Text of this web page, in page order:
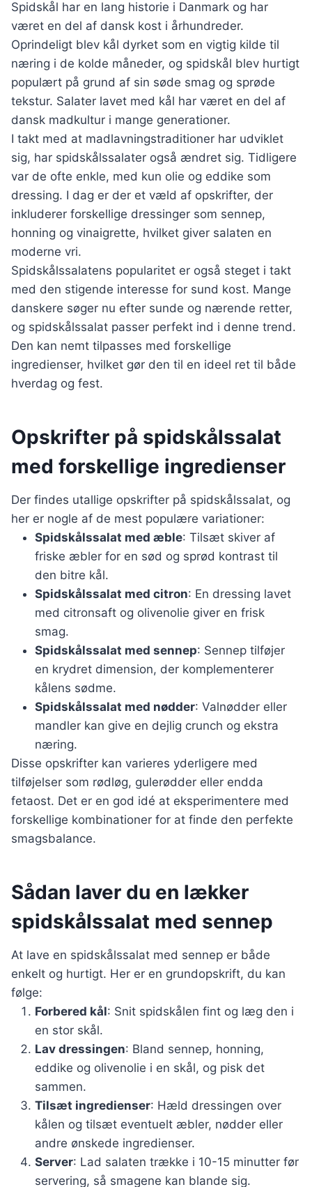
Spidskål har en lang historie i Danmark og har
været en del af dansk kost i århundreder.
Oprindeligt blev kål dyrket som en vigtig kilde til
næring i de kolde måneder, og spidskål blev hurtigt
populært på grund af sin søde smag og sprøde
tekstur. Salater lavet med kål har været en del af
dansk madkultur i mange generationer.
I takt med at madlavningstraditioner har udviklet
sig, har spidskålssalater også ændret sig. Tidligere
var de ofte enkle, med kun olie og eddike som
dressing. I dag er der et væld af opskrifter, der
inkluderer forskellige dressinger som sennep,
honning og vinaigrette, hvilket giver salaten en
moderne vri.
Spidskålssalatens popularitet er også steget i takt
med den stigende interesse for sund kost. Mange
danskere søger nu efter sunde og nærende retter,
og spidskålssalat passer perfekt ind i denne trend.
Den kan nemt tilpasses med forskellige
ingredienser, hvilket gør den til en ideel ret til både
hverdag og fest.
Opskrifter på spidskålssalat
med forskellige ingredienser
Der findes utallige opskrifter på spidskålssalat, og
her er nogle af de mest populære variationer:
Spidskålssalat med æble: Tilsæt skiver af
friske æbler for en sød og sprød kontrast til
den bitre kål.
Spidskålssalat med citron: En dressing lavet
med citronsaft og olivenolie giver en frisk
smag.
Spidskålssalat med sennep: Sennep tilføjer
en krydret dimension, der komplementerer
kålens sødme.
Spidskålssalat med nødder: Valnødder eller
mandler kan give en dejlig crunch og ekstra
næring.
Disse opskrifter kan varieres yderligere med
tilføjelser som rødløg, gulerødder eller endda
fetaost. Det er en god idé at eksperimentere med
forskellige kombinationer for at finde den perfekte
smagsbalance.
Sådan laver du en lækker
spidskålssalat med sennep
At lave en spidskålssalat med sennep er både
enkelt og hurtigt. Her er en grundopskrift, du kan
følge:
Forbered kål: Snit spidskålen fint og læg den i
en stor skål.
Lav dressingen: Bland sennep, honning,
eddike og olivenolie i en skål, og pisk det
sammen.
Tilsæt ingredienser: Hæld dressingen over
kålen og tilsæt eventuelt æbler, nødder eller
andre ønskede ingredienser.
Server: Lad salaten trække i 10-15 minutter før
servering, så smagene kan blande sig.